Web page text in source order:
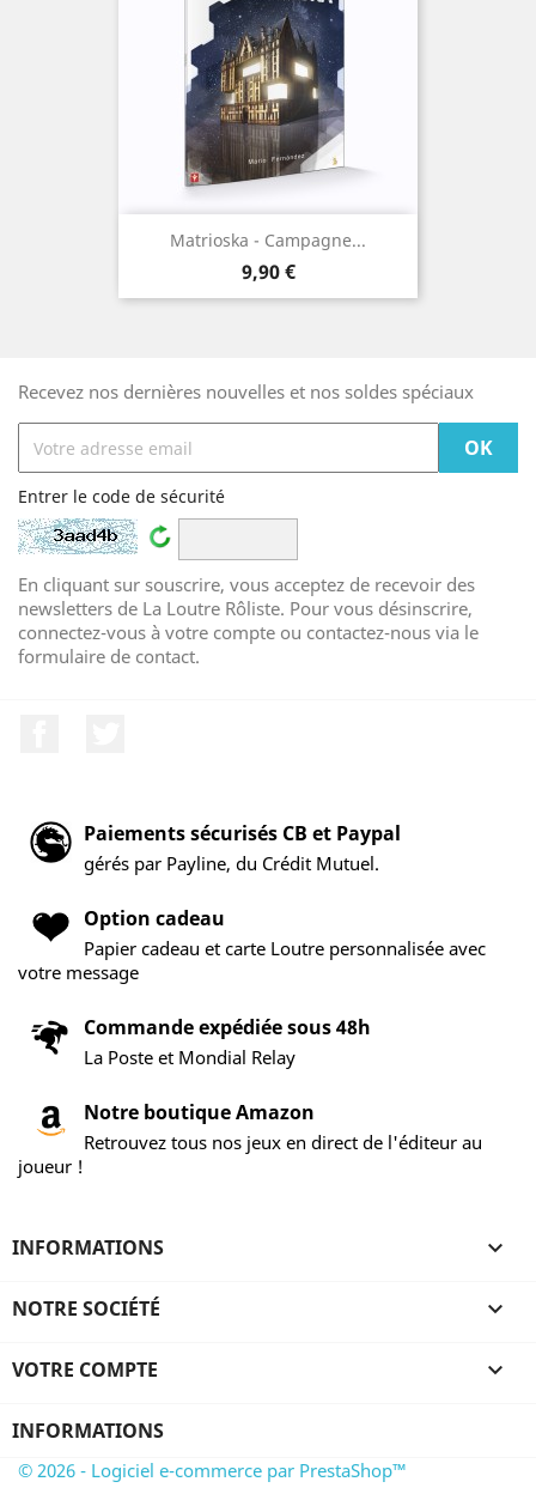
Matrioska - Campagne...
Prix
9,90 €
Recevez nos dernières nouvelles et nos soldes spéciaux
Entrer le code de sécurité
En cliquant sur souscrire, vous acceptez de recevoir des
newsletters de La Loutre Rôliste. Pour vous désinscrire,
connectez-vous à votre compte ou contactez-nous via le
formulaire de contact.
Paiements sécurisés CB et Paypal
gérés par Payline, du Crédit Mutuel.
Option cadeau
Papier cadeau et carte Loutre personnalisée avec
votre message
Commande expédiée sous 48h
La Poste et Mondial Relay
Notre boutique Amazon
Retrouvez tous nos jeux en direct de l'éditeur au
joueur !
INFORMATIONS 
NOTRE SOCIÉTÉ 
VOTRE COMPTE 
INFORMATIONS
© 2026 - Logiciel e-commerce par PrestaShop™